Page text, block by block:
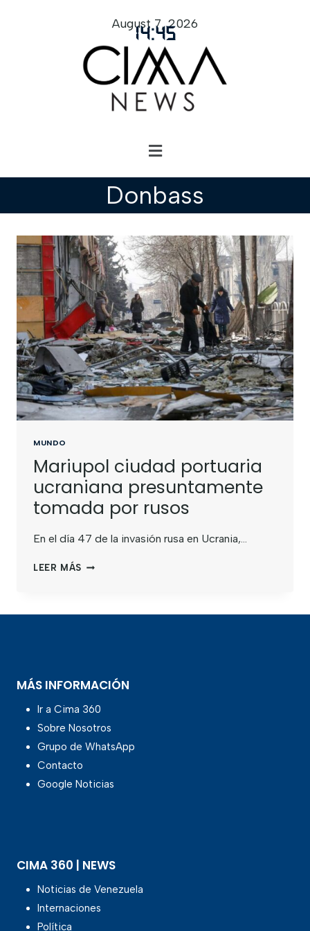
14:45
August 7, 2026
Donbass
MUNDO
Mariupol ciudad portuaria
ucraniana presuntamente
tomada por rusos
En el día 47 de la invasión rusa en Ucrania,…
LEER MÁS
MÁS INFORMACIÓN
Ir a Cima 360
Sobre Nosotros
Grupo de WhatsApp
Contacto
Google Noticias
CIMA 360 | NEWS
Noticias de Venezuela
Internaciones
Política